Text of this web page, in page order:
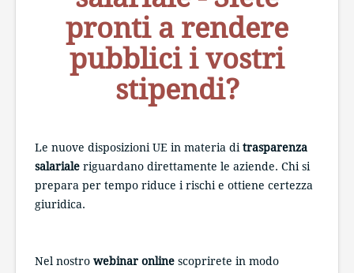
pronti a rendere
pubblici i vostri
stipendi?
Le nuove disposizioni UE in materia ditrasparenza
salariale riguardano direttamente le aziende. Chi si
prepara per tempo riduce i rischi e ottiene certezza
giuridica.
Nel nostro webinar online scoprirete in modo